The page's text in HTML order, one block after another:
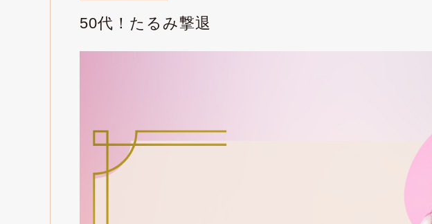
50代！たるみ撃退